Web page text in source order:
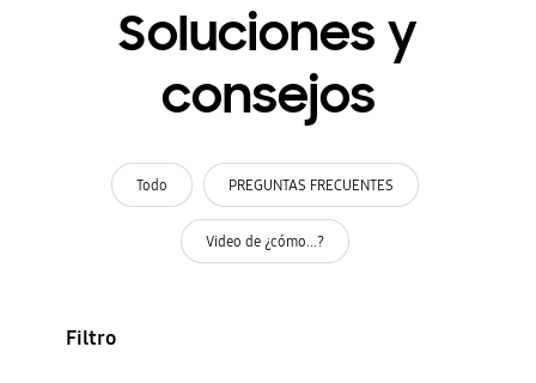
Soluciones y
consejos
Todo PREGUNTAS FRECUENTES
Video de ¿cómo...?
Filtro